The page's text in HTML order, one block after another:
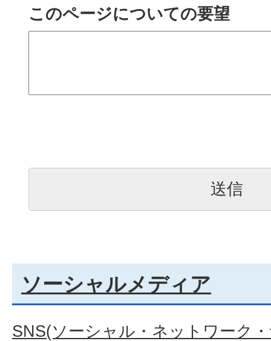
このページについての要望
ソーシャルメディア
SNS(ソーシャル・ネットワーク